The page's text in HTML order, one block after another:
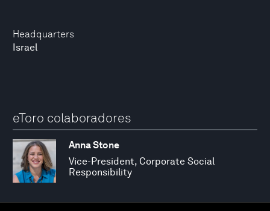
Headquarters
Israel
eToro colaboradores
Anna Stone
Vice-President, Corporate Social
Responsibility